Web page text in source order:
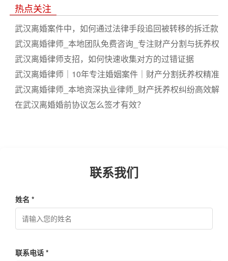
热点关注
武汉离婚案件中，如何通过法律手段追回被转移的拆迁款
武汉离婚律师_本地团队免费咨询_专注财产分割与抚养权
_胜诉率高
武汉离婚律师支招，如何快速收集对方的过错证据
武汉离婚律师｜10年专注婚姻案件｜财产分割抚养权精准
胜诉｜24小时免费初诊
武汉离婚律师_本地资深执业律师_财产抚养权纠纷高效解
决
在武汉离婚婚前协议怎么签才有效？
联系我们
姓名 *
联系电话 *